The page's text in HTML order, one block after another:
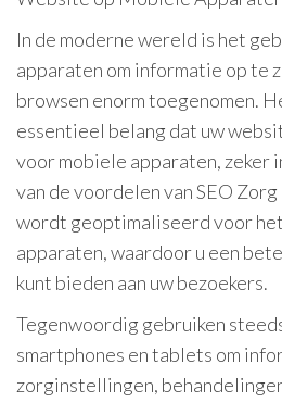
In de moderne wereld is het
apparaten om informatie op te
browsen enorm toegenomen.
essentieel belang dat uw
voor mobiele apparaten, zeker
van de voordelen van SEO
wordt geoptimaliseerd voor
apparaten, waardoor u een
kunt bieden aan uw bezoekers.
Tegenwoordig gebruiken
smartphones en tablets om
zorginstellingen,